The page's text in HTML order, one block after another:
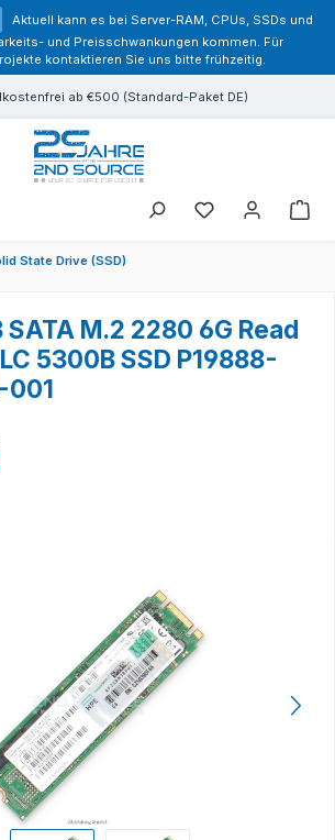
Aktuell kann es bei Server-RAM, CPUs, SSDs und
und Preisschwankungen kommen. Für
kontaktieren Sie uns bitte frühzeitig.
ab €500 (Standard-Paket DE)
Sie haben 0
State Drive (SSD)
SATA M.2 2280 6G Read
5300B SSD P19888-
001